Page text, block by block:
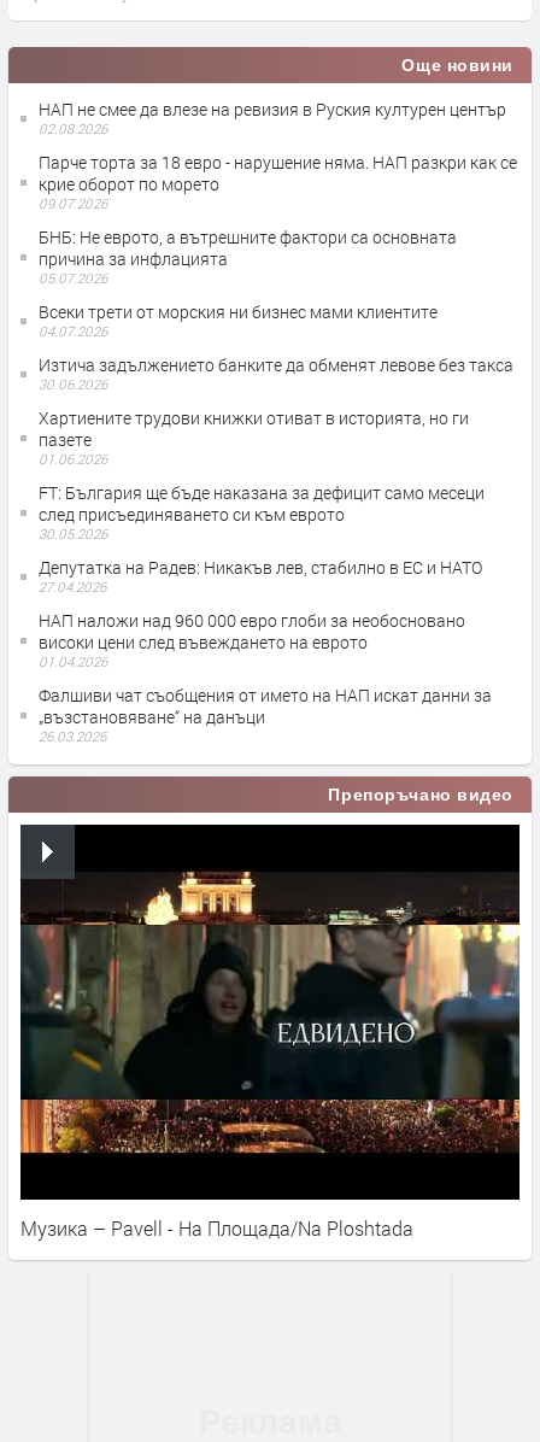
Още новини
НАП не смее да влезе на ревизия в Руския културен център
02.08.2026
Парче торта за 18 евро - нарушение няма. НАП разкри как се
крие оборот по морето
09.07.2026
БНБ: Не еврото, а вътрешните фактори са основната
причина за инфлацията
05.07.2026
Всеки трети от морския ни бизнес мами клиентите
04.07.2026
Изтича задължението банките да обменят левове без такса
30.06.2026
Хартиените трудови книжки отиват в историята, но ги
пазете
01.06.2026
FT: България ще бъде наказана за дефицит само месеци
след присъединяването си към еврото
30.05.2026
Депутатка на Радев: Никакъв лев, стабилно в ЕС и НАТО
27.04.2026
НАП наложи над 960 000 евро глоби за необосновано
високи цени след въвеждането на еврото
01.04.2026
Фалшиви чат съобщения от името на НАП искат данни за
„възстановяване“ на данъци
26.03.2026
Препоръчано видео
Музика – Pavell - На Площада/Na Ploshtada